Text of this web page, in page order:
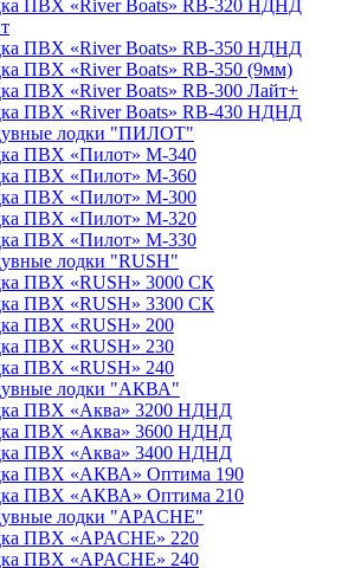
ПВХ «River Boats» RB-320 НДНД
ПВХ «River Boats» RB-350 НДНД
ПВХ «River Boats» RB-350 (9мм)
ПВХ «River Boats» RB-300 Лайт+
ПВХ «River Boats» RB-430 НДНД
лодки "ПИЛОТ"
ПВХ «Пилот» М-340
ПВХ «Пилот» М-360
ПВХ «Пилот» М-300
ПВХ «Пилот» М-320
ПВХ «Пилот» М-330
лодки "RUSH"
ПВХ «RUSH» 3000 СК
ПВХ «RUSH» 3300 СК
ПВХ «RUSH» 200
ПВХ «RUSH» 230
ПВХ «RUSH» 240
лодки "АКВА"
ПВХ «Аква» 3200 НДНД
ПВХ «Аква» 3600 НДНД
ПВХ «Аква» 3400 НДНД
ПВХ «АКВА» Оптима 190
ПВХ «АКВА» Оптима 210
лодки "APACHE"
ПВХ «APACHE» 220
ПВХ «APACHE» 240